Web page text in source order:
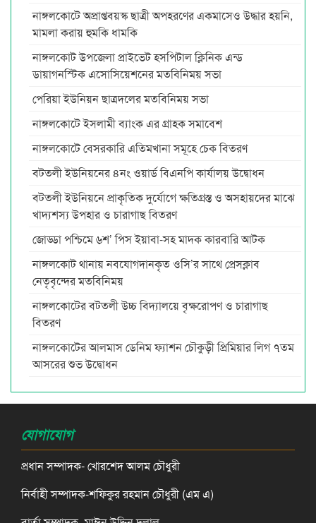
নাঙ্গলকোটে অপ্রাপ্তবয়স্ক ছাত্রী অপহরণের একমাসেও উদ্ধার হয়নি,
মামলা করায় হুমকি ধামকি
নাঙ্গলকোট উপজেলা প্রাইভেট হসপিটাল ক্লিনিক এন্ড
ডায়াগনস্টিক এসোসিয়েশনের মতবিনিময় সভা
পেরিয়া ইউনিয়ন ছাত্রদলের মতবিনিময় সভা
নাঙ্গলকোটে ইসলামী ব্যাংক এর গ্রাহক সমাবেশ
নাঙ্গলকোটে বেসরকারি এতিমখানা সমূহে চেক বিতরণ
বটতলী ইউনিয়নের ৪নং ওয়ার্ড বিএনপি কার্যালয় উদ্বোধন
বটতলী ইউনিয়নে প্রাকৃতিক দুর্যোগে ক্ষতিগ্রস্ত ও অসহায়দের মাঝে
খাদ্যশস্য উপহার ও চারাগাছ বিতরণ
জোড্ডা পশ্চিমে ৬শ’ পিস ইয়াবা-সহ মাদক কারবারি আটক
নাঙ্গলকোট থানায় নবযোগদানকৃত ওসি’র সাথে প্রেসক্লাব
নেতৃবৃন্দের মতবিনিময়
নাঙ্গলকোটের বটতলী উচ্চ বিদ্যালয়ে বৃক্ষরোপণ ও চারাগাছ
বিতরণ
নাঙ্গলকোটের আলমাস ডেনিম ফ্যাশন চৌকুড়ী প্রিমিয়ার লিগ ৭তম
আসরের শুভ উদ্বোধন
যোগাযোগ
প্রধান সম্পাদক- খোরশেদ আলম চৌধুরী
নির্বাহী সম্পাদক-শফিকুর রহমান চৌধুরী (এম এ)